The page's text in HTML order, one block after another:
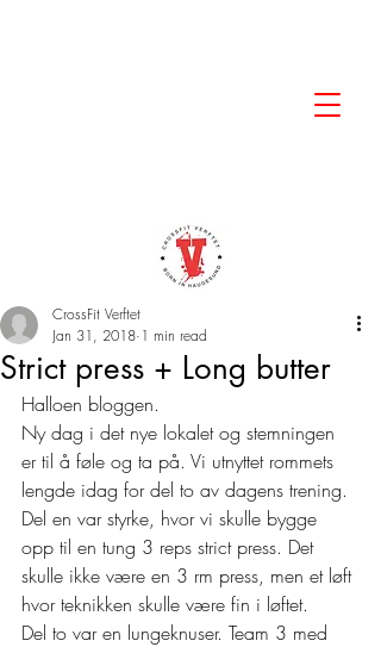
Strict press + Long butter
CrossFit Verftet
Jan 31, 2018 1 min read
Halloen bloggen.
Ny dag i det nye lokalet og stemningen
er til å føle og ta på. Vi utnyttet rommets
lengde idag for del to av dagens trening.
Del en var styrke, hvor vi skulle bygge
opp til en tung 3 reps strict press. Det
skulle ikke være en 3 rm press, men et løft
hvor teknikken skulle være fin i løftet.
Del to var en lungeknuser. Team 3 med